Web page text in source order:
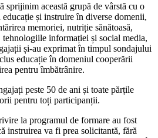
sprijinim această grupă de vârstă cu o
și instruire în diverse domenii,
memoriei, nutriție sănătoasă,
informației și social media,
și-au exprimat în timpul sondajului
educație în domeniul cooperării
pentru îmbătrânire.
peste 50 de ani și toate părțile
pentru toți participanții.
la programul de formare au fost
instruirea va fi prea solicitantă, fără